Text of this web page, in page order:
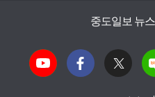
중도일보 뉴